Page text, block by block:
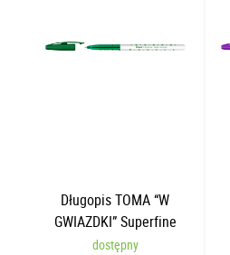
Długopis TOMA “W
GWIAZDKI” Superfine
Zielony TO-059
dostępny